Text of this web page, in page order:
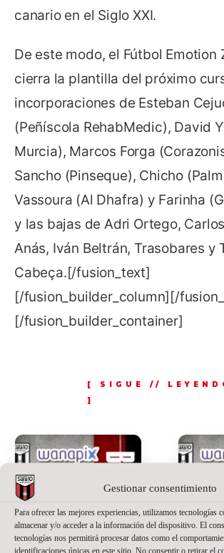
Gestionar consentimiento
Para ofrecer las mejores experiencias, utilizamos tecnologías
almacenar y/o acceder a la información del dispositivo. El
tecnologías nos permitirá procesar datos como el
identificaciones únicas en este sitio. No consentir o retirar el
canario en el Siglo XXI.
De este modo, el Fútbol Emotion
cierra la plantilla del próximo
incorporaciones de Esteban
(Peñíscola RehabMedic), David
Murcia), Marcos Forga
Sancho (Pinseque), Chicho
Vassoura (Al Dhafra) y Farinha
y las bajas de Adri Ortego,
Anás, Iván Beltrán, Trasobares y
Cabeça.[/fusion_text]
[/fusion_builder_column][/
[/fusion_builder_container]